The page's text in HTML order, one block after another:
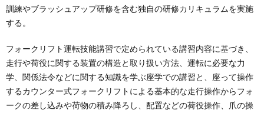
訓練やブラッシュアップ研修を含む独自の研修カリキュラムを実施
する。
フォークリフト運転技能講習で定められている講習内容に基づき、
走行や荷役に関する装置の構造と取り扱い方法、運転に必要な力
学、関係法令などに関する知識を学ぶ座学での講習と、座って操作
するカウンター式フォークリフトによる基本的な走行操作からフォ
ークの差し込みや荷物の積み降ろし、配置などの荷役操作、爪の操